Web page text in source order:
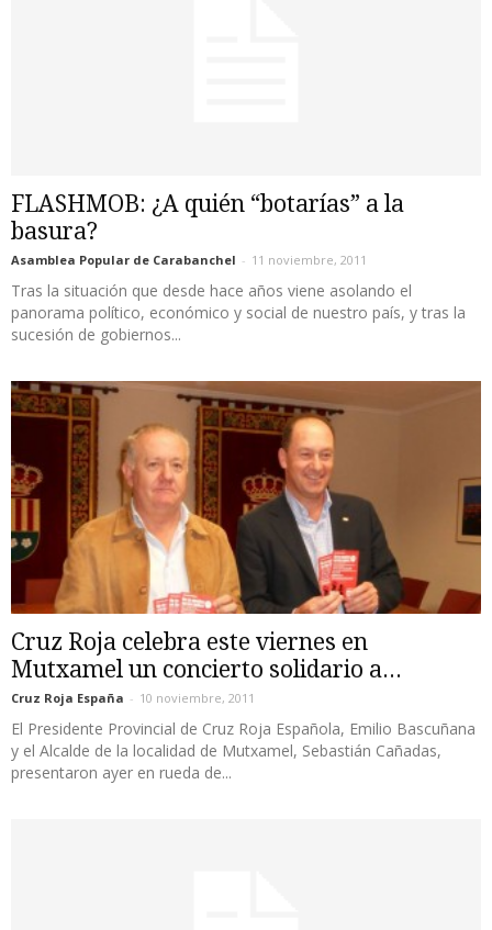
FLASHMOB: ¿A quién “botarías” a la
basura?
Asamblea Popular de Carabanchel - 11 noviembre, 2011
Tras la situación que desde hace años viene asolando el
panorama político, económico y social de nuestro país, y tras la
sucesión de gobiernos...
Cruz Roja celebra este viernes en
Mutxamel un concierto solidario a...
Cruz Roja España - 10 noviembre, 2011
El Presidente Provincial de Cruz Roja Española, Emilio Bascuñana
y el Alcalde de la localidad de Mutxamel, Sebastián Cañadas,
presentaron ayer en rueda de...